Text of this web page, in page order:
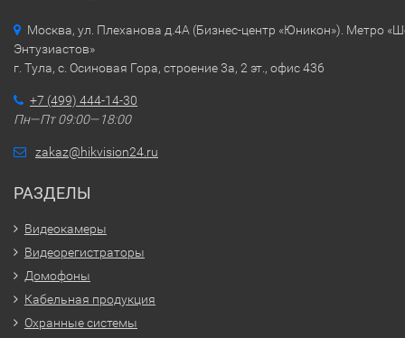
Москва, ул. Плеханова д.4А (Бизнес-центр «Юникон»). Метро
Энтузиастов»
г. Тула, с. Осиновая Гора, строение 3а, 2 эт., офис 436
+7 (499) 444-14-30
Пн—Пт 09:00—18:00
zakaz@hikvision24.ru
РАЗДЕЛЫ
Видеокамеры
Видеорегистраторы
Домофоны
Кабельная продукция
Охранные системы